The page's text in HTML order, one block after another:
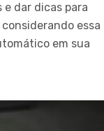
dar dicas para
essa
em sua